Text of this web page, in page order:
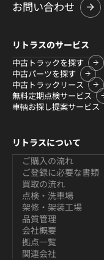
お問い合わせ
リトラスのサービス
中古トラックを探す
中古パーツを探す
中古トラックリース
無料定期点検サービス
車輌お探し提案サービス
リトラスについて
ご購入の流れ
ご登録に必要な書類
買取の流れ
点検・洗車場
架修・架装工場
品質管理
会社概要
拠点一覧
関連会社